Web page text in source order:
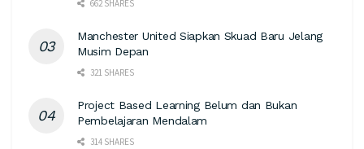
662 SHARES
Manchester United Siapkan Skuad Baru Jelang
Musim Depan
321 SHARES
Project Based Learning Belum dan Bukan
Pembelajaran Mendalam
314 SHARES